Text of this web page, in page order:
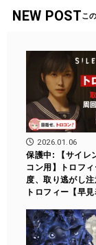
NEW POST
2026.01.06
保護中: 【サイレ
コン用】トロフ
度、取り逃がし
トロフィー【早見